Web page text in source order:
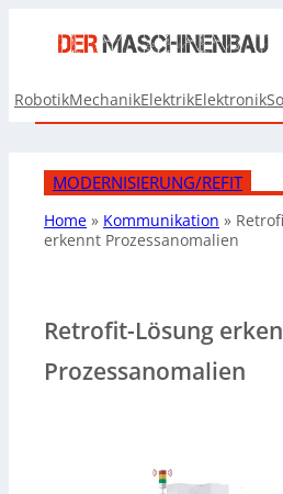
RobotikMechanikElektrikElektronik
MODERNISIERUNG/REFIT
Home » Kommunikation »
erkennt Prozessanomalien
Retrofit-Lösung
Prozessanomalien